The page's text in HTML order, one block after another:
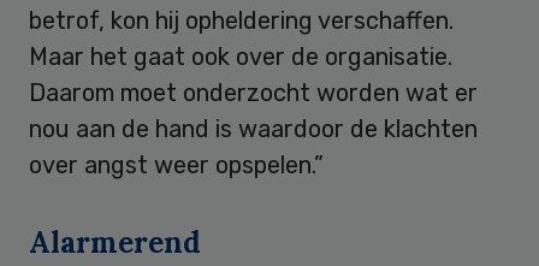
betrof, kon hij opheldering verschaffen.
Maar het gaat ook over de organisatie.
Daarom moet onderzocht worden wat er
nou aan de hand is waardoor de klachten
over angst weer opspelen.”
Alarmerend